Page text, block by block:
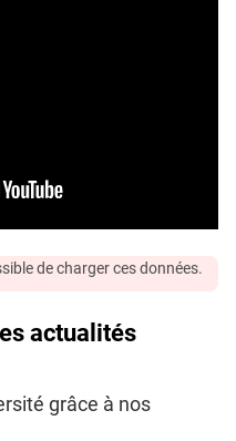
de charger ces données.
actualités
grâce à nos